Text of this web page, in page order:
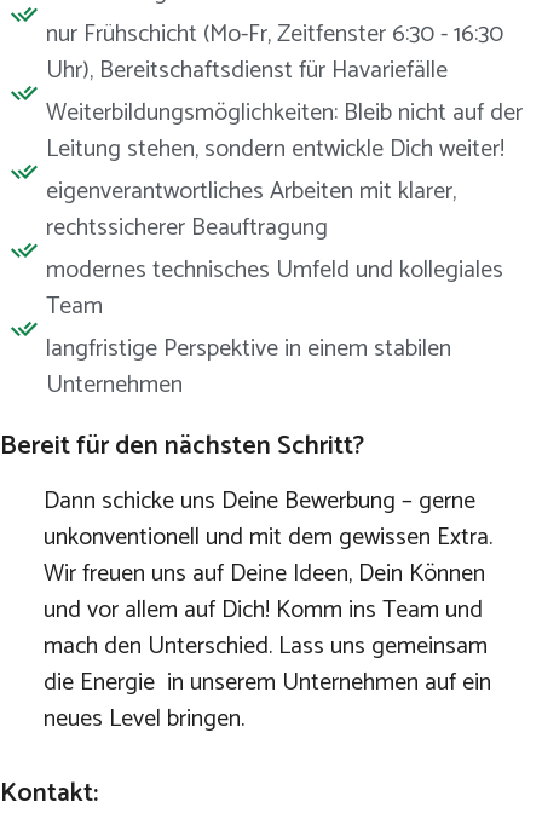
nur Frühschicht (Mo-Fr, Zeitfenster 6:30 - 16:30
Uhr), Bereitschaftsdienst für Havariefälle
Weiterbildungsmöglichkeiten: Bleib nicht auf der
Leitung stehen, sondern entwickle Dich weiter!
eigenverantwortliches Arbeiten mit klarer,
rechtssicherer Beauftragung
modernes technisches Umfeld und kollegiales
Team
langfristige Perspektive in einem stabilen
Unternehmen
Bereit für den nächsten Schritt?
Dann schicke uns Deine Bewerbung – gerne
unkonventionell und mit dem gewissen Extra.
Wir freuen uns auf Deine Ideen, Dein Können
und vor allem auf Dich! Komm ins Team und
mach den Unterschied. Lass uns gemeinsam
die Energie in unserem Unternehmen auf ein
neues Level bringen.
Kontakt: